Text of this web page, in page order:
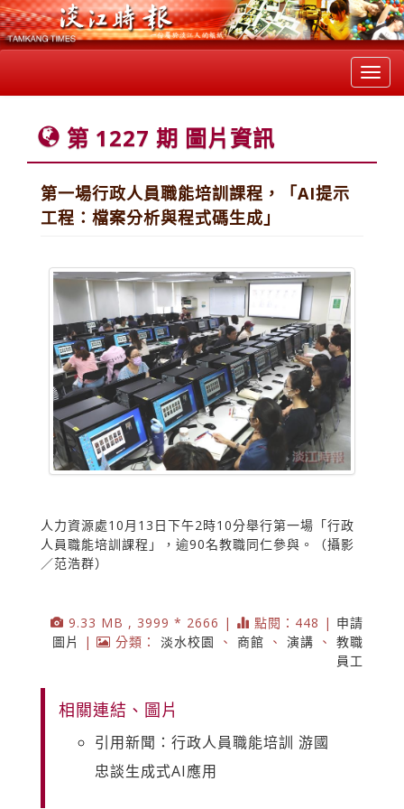
第 1227 期 圖片資訊
第一場行政人員職能培訓課程，「AI提示
工程：檔案分析與程式碼生成」
人力資源處10月13日下午2時10分舉行第一場「行政
人員職能培訓課程」，逾90名教職同仁參與。（攝影
／范浩群）
9.33 MB , 3999 * 2666 | 點閱：448 | 申請
圖片
| 分類： 淡水校園 、 商館 、 演講 、 教職
員工
相關連結、圖片
引用新聞：行政人員職能培訓 游國
忠談生成式AI應用